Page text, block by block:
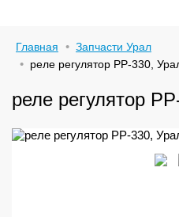
Главная
Запчасти Урал
реле регулятор РР-330,
реле регулятор